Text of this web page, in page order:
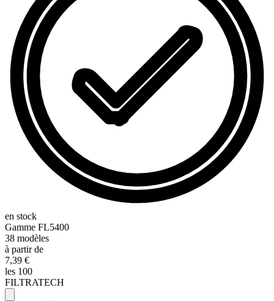
en stock
Gamme FL5400
38 modèles
à partir de
7,39 €
les 100
FILTRATECH